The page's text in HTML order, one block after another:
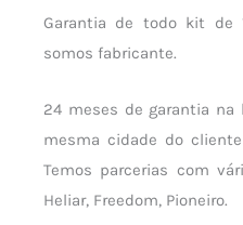
Garantia de todo kit de
somos fabricante.
24 meses de garantia na
mesma cidade do
Temos parcerias com
Heliar, Freedom, Pioneiro.